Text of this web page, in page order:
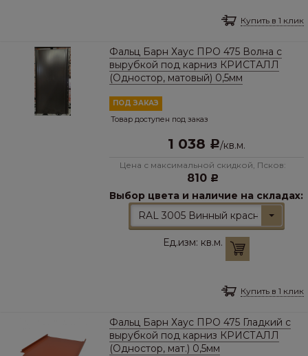
Купить в 1 клик
Фальц Барн Хаус ПРО 475 Волна с
вырубкой под карниз КРИСТАЛЛ
(Одностор, матовый) 0,5мм
ПОД ЗАКАЗ
Товар доступен под заказ
1 038 Р/кв.м.
Цена с максимальной скидкой, Псков:
810 Р
Выбор цвета и наличие на складах:
RAL 3005 Винный красный
Ед.изм: кв.м.
Купить в 1 клик
Фальц Барн Хаус ПРО 475 Гладкий с
вырубкой под карниз КРИСТАЛЛ
(Одностор, мат.) 0,5мм